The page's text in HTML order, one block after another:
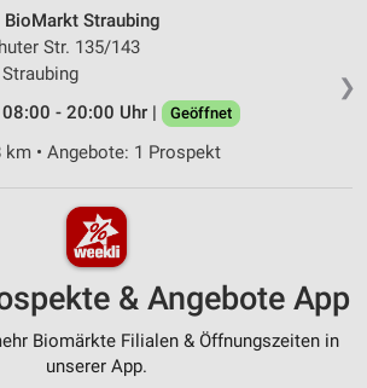
❯
BioMarkt Straubing
Str. 135/143
- 20:00 Uhr |
Geöffnet
km • Angebote: 1 Prospekt
& Angebote App
Biomärkte Filialen & Öffnungszeiten in
unserer App.